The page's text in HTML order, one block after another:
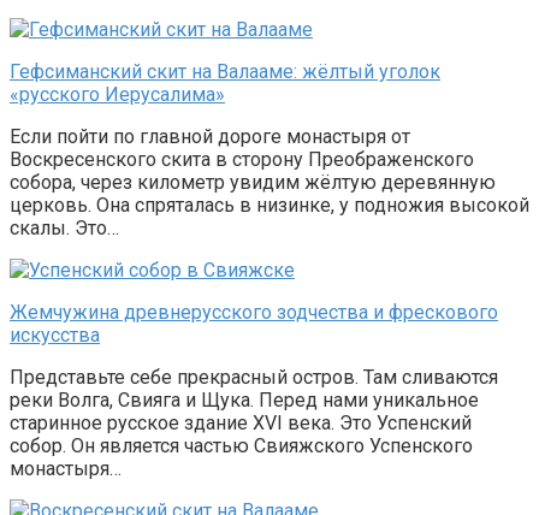
Гефсиманский скит на Валааме: жёлтый уголок
«русского Иерусалима»
Если пойти по главной дороге монастыря от
Воскресенского скита в сторону Преображенского
собора, через километр увидим жёлтую деревянную
церковь. Она спряталась в низинке, у подножия высокой
скалы. Это…
Жемчужина древнерусского зодчества и фрескового
искусства
Представьте себе прекрасный остров. Там сливаются
реки Волга, Свияга и Щука. Перед нами уникальное
старинное русское здание XVI века. Это Успенский
собор. Он является частью Свияжского Успенского
монастыря…